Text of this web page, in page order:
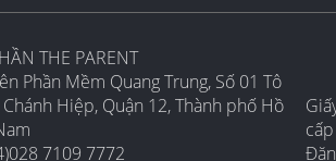
THE PARENT
Phần Mềm Quang Trung, Số 01 Tô
Chánh Hiệp, Quận 12, Thành phố Hồ
7109 7772